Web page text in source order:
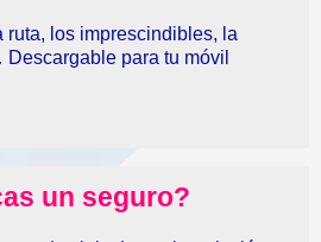
ruta, los imprescindibles, la
para tu móvil
un seguro?